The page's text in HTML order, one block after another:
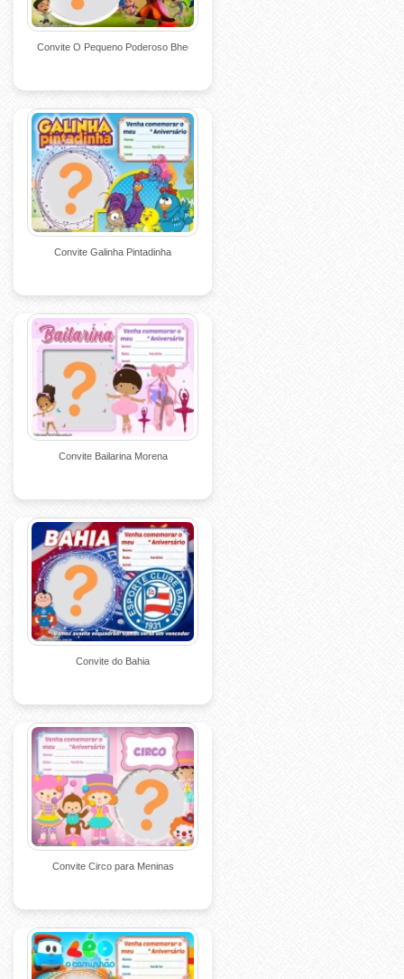
Convite O Pequeno Poderoso Bheem
Convite Galinha Pintadinha
Convite Bailarina Morena
Convite do Bahia
Convite Circo para Meninas